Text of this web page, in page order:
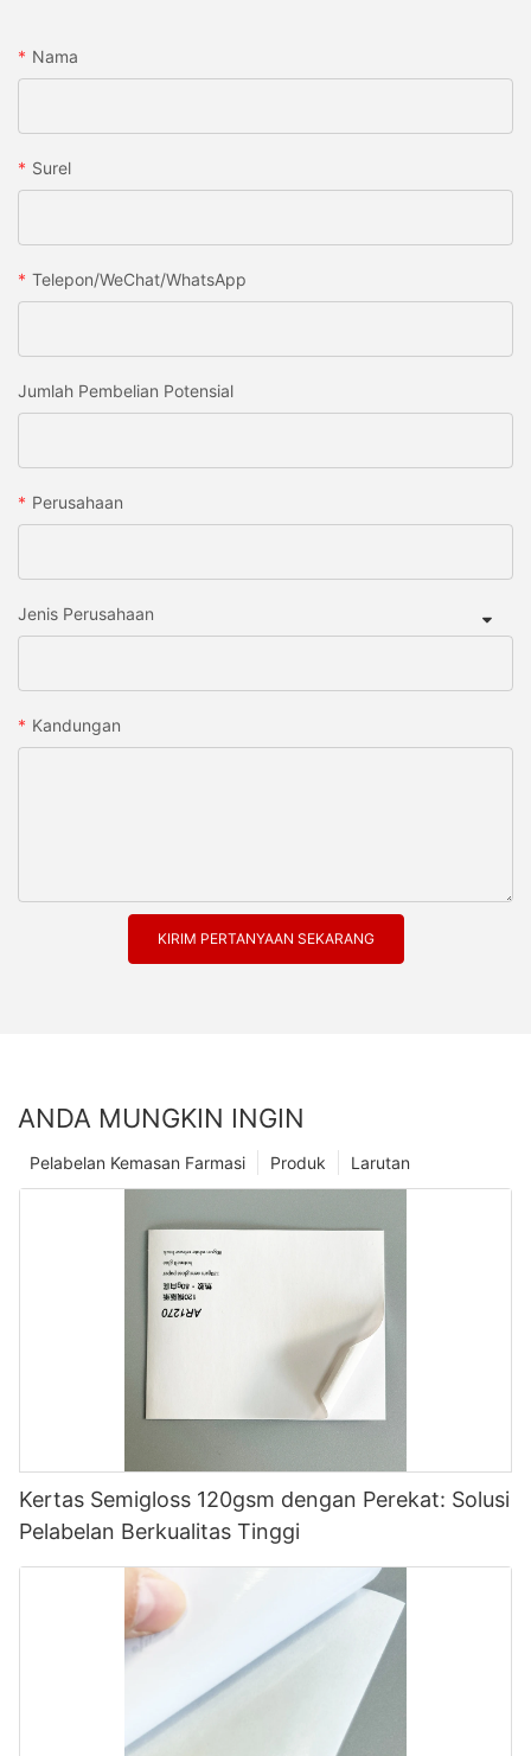
Nama
Surel
Telepon/WeChat/WhatsApp
Jumlah Pembelian Potensial
Perusahaan
Jenis Perusahaan
Kandungan
KIRIM PERTANYAAN SEKARANG
ANDA MUNGKIN INGIN
Larutan
Produk
Pelabelan Kemasan Farmasi
Kertas Semigloss 120gsm dengan Perekat: Solusi
Pelabelan Berkualitas Tinggi